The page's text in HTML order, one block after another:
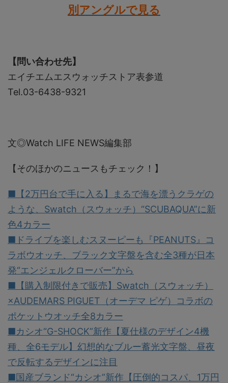
別アングルで見る
【問い合わせ先】
エイチエムエスウォッチストア表参道
Tel.03-6438-9321
文◎Watch LIFE NEWS編集部
【そのほかのニュースもチェック！】
■【2万円台で手に入る】まるで海を漂うクラゲの
ような、Swatch（スウォッチ）“SCUBAQUA”に新
色4カラー
■ドライブを楽しむスヌーピーも『PEANUTS』コ
ラボウオッチ、ブラック文字盤を含む全3種が日本
発“エンジェルクローバー”から
■【購入制限付きで販売】Swatch（スウォッチ）
×AUDEMARS PIGUET（オーデマ ピゲ）コラボの
ポケットウオッチ全8カラー
■カシオ“G-SHOCK”新作【夏仕様のデザイン4機
種、全6モデル】幻想的なブルー蓄光文字盤、昼夜
で反転するデザインに注目
■国産ブランド“カシオ”新作【圧倒的コスパ、1万円